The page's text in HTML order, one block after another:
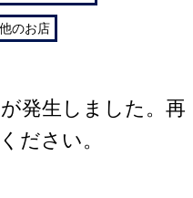
のお店
発生しました。再
ださい。